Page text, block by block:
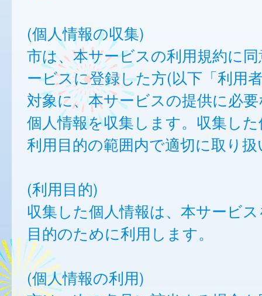
(個人情報の収集)
市は、本サービスの利用規約に
ービスに登録した方(以下「利用
対象に、本サービスの提供に必
個人情報を収集します。収集し
利用目的の範囲内で適切に取り
(利用目的)
収集した個人情報は、本サービ
目的のために利用します。
(個人情報の利用)